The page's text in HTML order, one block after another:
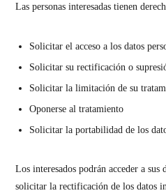
Las personas interesadas tienen
Solicitar el acceso a los datos
Solicitar su rectificación o
Solicitar la limitación de su
Oponerse al tratamiento
Solicitar la portabilidad de los
Los interesados podránacceder a sus
solicitar larectificación de los datos